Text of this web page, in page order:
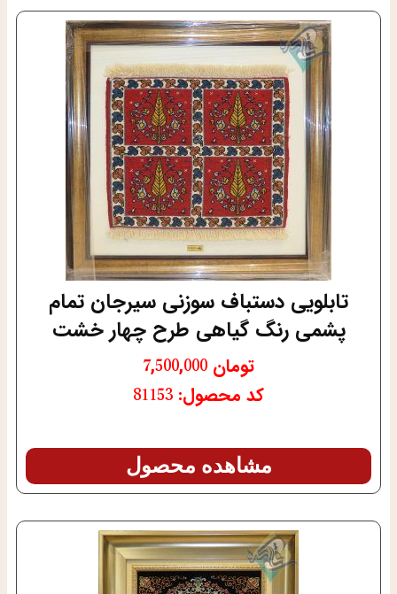
تابلویی دستباف سوزنی سیرجان تمام
پشمی رنگ گیاهی طرح چهار خشت
تومان
کد محصول: 81153
مشاهده محصول